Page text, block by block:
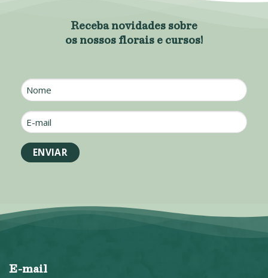
Receba novidades sobre
os nossos florais e cursos!
Nome
E-
mail
*
E-mail